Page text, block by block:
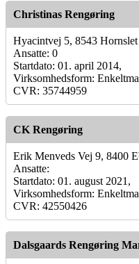
Christinas Rengøring
Hyacintvej 5, 8543 Hornslet
Ansatte: 0
Startdato: 01. april 2014,
Virksomhedsform:
CVR: 35744959
CK Rengøring
Erik Menveds Vej 9, 8400
Ansatte:
Startdato: 01. august 2021,
Virksomhedsform:
CVR: 42550426
Dalsgaards Rengøring